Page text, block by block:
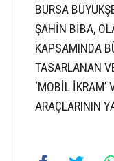
BURSA
ŞAHİN BİBA,
KAPSAMINDA
TASARLANAN
‘MOBİL İKRAM’
ARAÇLARININ